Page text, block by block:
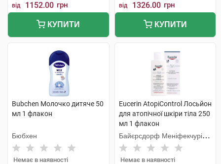
від 1152.00 грн
КУПИТИ
від 1326.00 грн
КУПИТИ
Bubchen Молочко дитяче 50
мл 1 флакон
Бюбхен
Немає в наявності
Eucerin AtopiControl Лосьйон
для атопічної шкіри тіла 250
мл 1 флакон
Байєрсдорф Меніфекчурінг
Познань
Немає в наявності